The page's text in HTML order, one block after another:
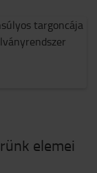
elemei